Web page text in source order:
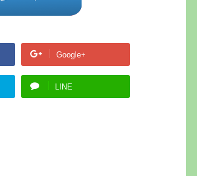
Google+
LINE